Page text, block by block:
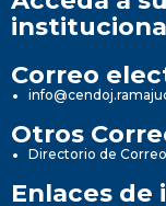
Correo
Otros
Directorio de
Enlaces de